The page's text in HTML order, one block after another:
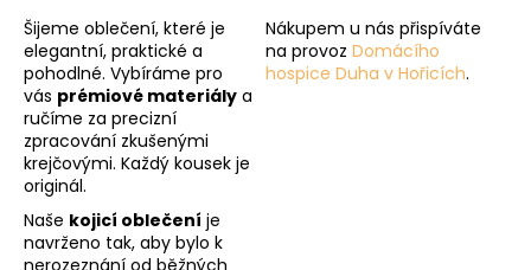
Šijeme oblečení, které je
elegantní, praktické a
pohodlné. Vybíráme pro
vás prémiové materiály a
ručíme za precizní
zpracování zkušenými
krejčovými. Každý kousek je
originál.
Naše kojicí oblečení je
navrženo tak, aby bylo k
Nákupem u nás přispíváte
na provoz Domácího
hospice Duha v Hořicích.